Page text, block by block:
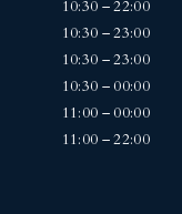
10:30 – 22:00
10:30 – 23:00
10:30 – 23:00
10:30 – 00:00
11:00 – 00:00
11:00 – 22:00